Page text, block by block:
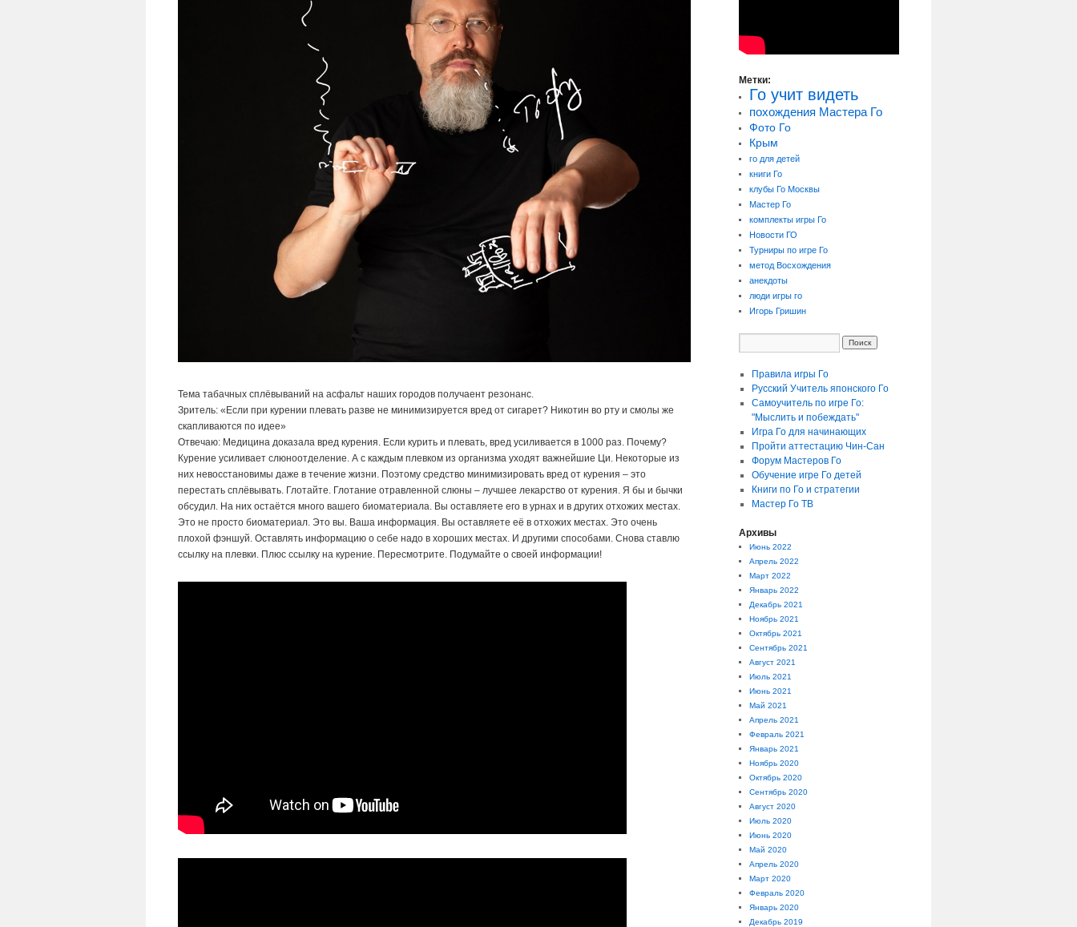
Тема табачных сплёвываний на асфальт наших городов получаент резонанс.
Зритель: «Если при курении плевать разве не минимизируется вред от сигарет? Никотин во рту и смолы же
скапливаются по идее»
Отвечаю: Медицина доказала вред курения. Если курить и плевать, вред усиливается в 1000 раз. Почему?
Курение усиливает слюноотделение. А с каждым плевком из организма уходят важнейшие Ци. Некоторые из
них невосстановимы даже в течение жизни. Поэтому средство минимизировать вред от курения – это
перестать сплёвывать. Глотайте. Глотание отравленной слюны – лучшее лекарство от курения. Я бы и бычки
обсудил. На них остаётся много вашего биоматериала. Вы оставляете его в урнах и в других отхожих местах.
Это не просто биоматериал. Это вы. Ваша информация. Вы оставляете её в отхожих местах. Это очень
плохой фэншуй. Оставлять информацию о себе надо в хороших местах. И другими способами. Снова ставлю
ссылку на плевки. Плюс ссылку на курение. Пересмотрите. Подумайте о своей информации!
Метки:
Го учит видеть
похождения Мастера Го
Фото Го
Крым
го для детей
книги Го
клубы Го Москвы
Мастер Го
комплекты игры Го
Новости ГО
Турниры по игре Го
метод Восхождения
анекдоты
люди игры го
Игорь Гришин
Правила игры Го
Русский Учитель японского Го
Самоучитель по игре Го:
"Мыслить и побеждать"
Игра Го для начинающих
Пройти аттестацию Чин-Сан
Форум Мастеров Го
Обучение игре Го детей
Книги по Го и стратегии
Мастер Го ТВ
Архивы
Июнь 2022
Апрель 2022
Март 2022
Январь 2022
Декабрь 2021
Ноябрь 2021
Октябрь 2021
Сентябрь 2021
Август 2021
Июль 2021
Июнь 2021
Май 2021
Апрель 2021
Февраль 2021
Январь 2021
Ноябрь 2020
Октябрь 2020
Сентябрь 2020
Август 2020
Июль 2020
Июнь 2020
Май 2020
Апрель 2020
Март 2020
Февраль 2020
Январь 2020
Декабрь 2019